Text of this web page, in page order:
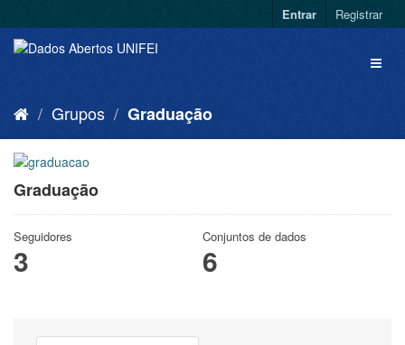
Entrar Registrar
Grupos Graduação
Graduação
Seguidores
3
Conjuntos de dados
6